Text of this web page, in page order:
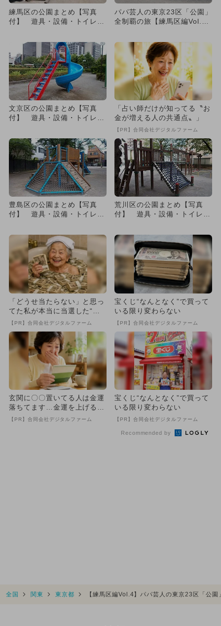
練馬区の公園まとめ【写真
付】 遊具・設備・トイレも
パパ芸人の東京23区「公園」
全制覇の旅【練馬区編Vol.
文京区の公園まとめ【写真
付】 遊具・設備・トイレも
「占い師だけが知ってる〝お
金が増える人の共通点〟」
【PR】合同会社デジタルファーム
豊島区の公園まとめ【写真
付】 遊具・設備・トイレも
荒川区の公園まとめ【写真
付】 遊具・設備・トイレも
「どうせ当たらない」と思っ
てた私が本当に当選した“買
い方”がこれ
【PR】合同会社デジタルファーム
宝くじ“なんとなく”で買って
いる限り変わらない
【PR】合同会社デジタルファーム
玄関に〇〇置いてる人は金運
落ちてます…金運を上げる方
法とは
【PR】合同会社デジタルファーム
宝くじ“なんとなく”で買って
いる限り変わらない
【PR】合同会社デジタルファーム
Recommended by
全国 関東 東京都 【練馬区編Vol.4】パパ芸人の東京23区「公園